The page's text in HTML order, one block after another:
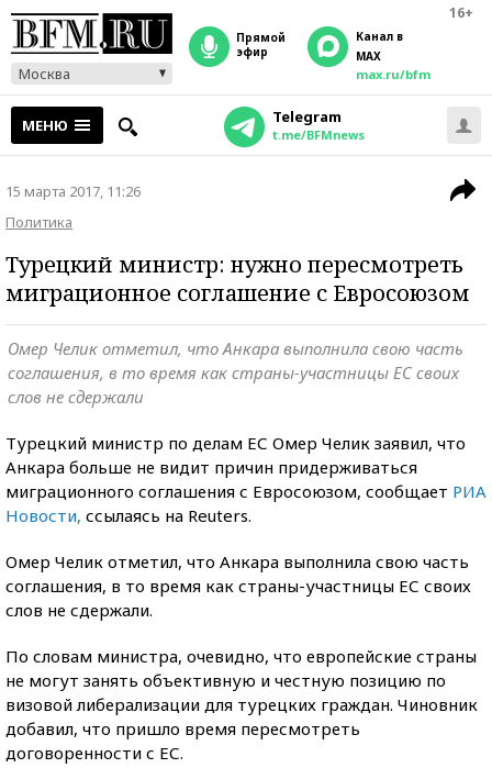
16+
Москва
прямой
эфир
Канал в
MAX
max.ru/bfm
МЕНЮ Telegram
t.me/BFMnews
15 марта 2017, 11:26
Политика
Турецкий министр: нужно пересмотреть
миграционное соглашение с Евросоюзом
Омер Челик отметил, что Анкара выполнила свою часть
соглашения, в то время как страны-участницы ЕС своих
слов не сдержали
Турецкий министр по делам ЕС Омер Челик заявил, что
Анкара больше не видит причин придерживаться
миграционного соглашения с Евросоюзом, сообщает РИА
Новости, ссылаясь на Reuters.
Омер Челик отметил, что Анкара выполнила свою часть
соглашения, в то время как страны-участницы ЕС своих
слов не сдержали.
По словам министра, очевидно, что европейские страны
не могут занять объективную и честную позицию по
визовой либерализации для турецких граждан. Чиновник
добавил, что пришло время пересмотреть
договоренности с ЕС.